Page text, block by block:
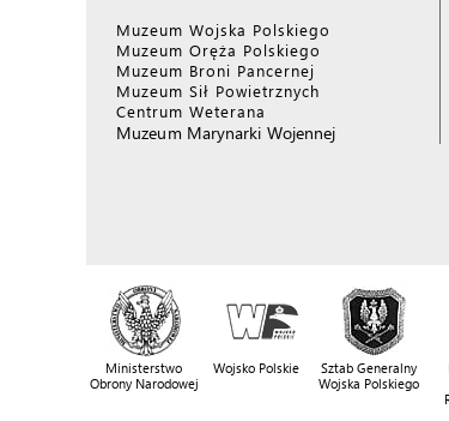
Muzeum Wojska Polskiego
Muzeum Oręża Polskiego
Muzeum Broni Pancernej
Muzeum Sił Powietrznych
Centrum Weterana
Muzeum Marynarki Wojennej
Ministerstwo
Obrony Narodowej
Wojsko Polskie
Sztab Generalny
Wojska Polskiego